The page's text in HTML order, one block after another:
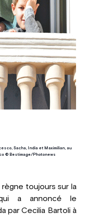
Sacha, India et Maximilian, au
© Bestimage/Photonews
règne toujours sur la
a annoncé le
par Cecilia Bartoli à